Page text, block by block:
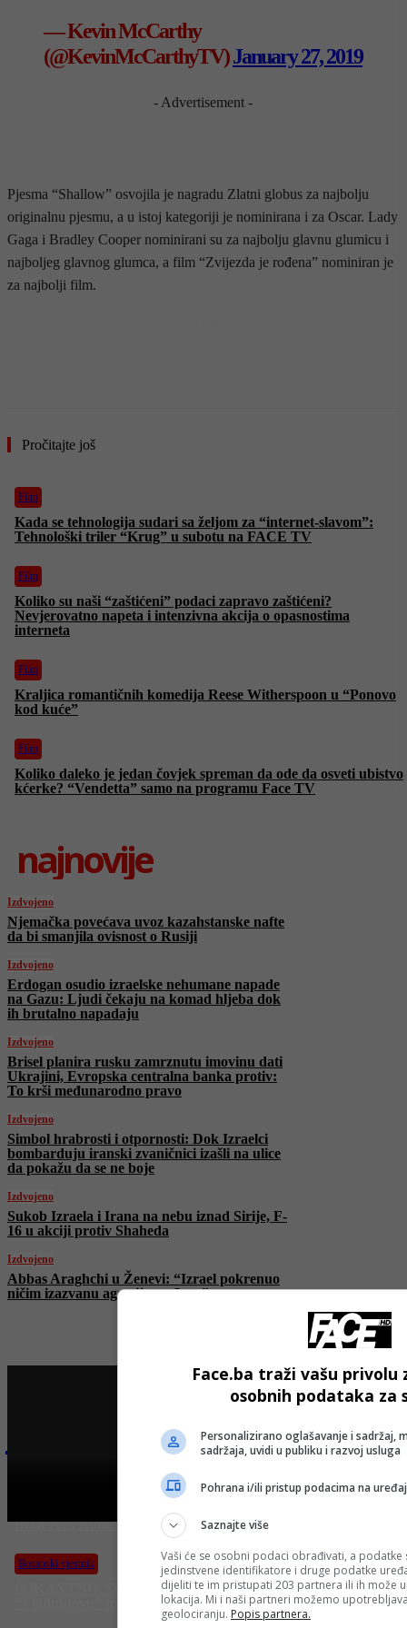
— Kevin McCarthy
(@KevinMcCarthyTV)January 27, 2019
- Advertisement -
Pjesma “Shallow” osvojila je nagradu Zlatni globus za najbolju
originalnu pjesmu, a u istoj kategoriji je nominirana i za Oscar. Lady
Gaga i Bradley Cooper nominirani su za najbolju glavnu glumicu i
najboljeg glavnog glumca, a film “Zvijezda je rođena” nominiran je
za najbolji film.
Pročitajte još
Film
Kada se tehnologija sudari sa željom za “internet-slavom”:
Tehnološki triler “Krug” u subotu na FACE TV
Film
Koliko su naši “zaštićeni” podaci zapravo zaštićeni?
Nevjerovatno napeta i intenzivna akcija o opasnostima
interneta
Film
Kraljica romantičnih komedija Reese Witherspoon u “Ponovo
kod kuće”
Film
Koliko daleko je jedan čovjek spreman da ode da osveti ubistvo
kćerke? “Vendetta” samo na programu Face TV
najnovije
Izdvojeno
Njemačka povećava uvoz kazahstanske nafte
da bi smanjila ovisnost o Rusiji
Izdvojeno
Erdogan osudio izraelske nehumane napade
na Gazu: Ljudi čekaju na komad hljeba dok
ih brutalno napadaju
Izdvojeno
Brisel planira rusku zamrznutu imovinu dati
Ukrajini, Evropska centralna banka protiv:
To krši međunarodno pravo
Izdvojeno
Simbol hrabrosti i otpornosti: Dok Izraelci
bombarduju iranski zvaničnici izašli na ulice
da pokažu da se ne boje
Izdvojeno
Sukob Izraela i Irana na nebu iznad Sirije, F-
16 u akciji protiv Shaheda
Izdvojeno
Abbas Araghchi u Ženevi: “Izrael pokrenuo
ničim izazvanu agresiju na Iran”
Najnovije na Face TV
Ko je “hapio” 113 miliona KM?! Kajganić najavio hapšenja:
Bećirović, Komšić i Cvijanović na meti!
Bosanski vjestnik
ŠOKANTNO, SKANDALOZNO! Ko je finansirao
“Viaduktovu” tužbu tešku 113 miliona KM i “uništio” BiH?!
Face.ba traži vašu privolu
osobnih podataka za
Personalizirano oglašavanje i sadržaj,
sadržaja, uvidi u publiku i razvoj usluga
Pohrana i/ili pristup podacima na
Saznajte više
Vaši će se osobni podaci obrađivati, a podatke
jedinstvene identifikatore i druge podatke
dijeliti te im pristupati 203 partnera ili ih može
lokacija. Mi i naši partneri možemo
geolociranju. Popis partnera.